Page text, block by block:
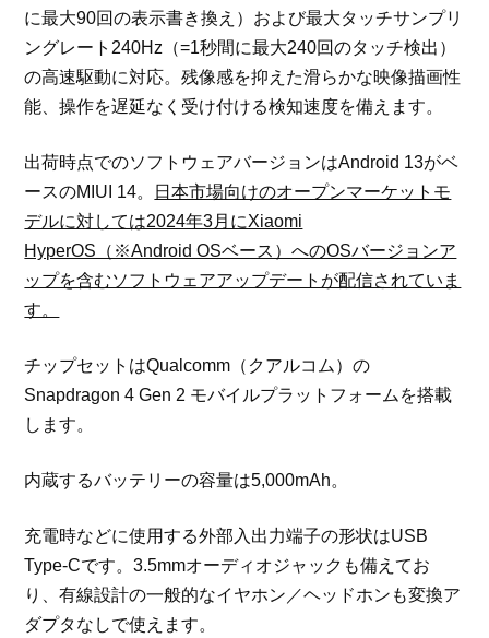
に最大90回の表示書き換え）および最大タッチサンプリ
ングレート240Hz（=1秒間に最大240回のタッチ検出）
の高速駆動に対応。残像感を抑えた滑らかな映像描画性
能、操作を遅延なく受け付ける検知速度を備えます。
出荷時点でのソフトウェアバージョンはAndroid 13がベ
ースのMIUI 14。
日本市場向けのオープンマーケットモ
デルに対しては2024年3月にXiaomi
HyperOS（※Android OSベース）へのOSバージョンア
ップを含むソフトウェアアップデートが配信されていま
す。
チップセットはQualcomm（クアルコム）の
Snapdragon 4 Gen 2 モバイルプラットフォームを搭載
します。
内蔵するバッテリーの容量は5,000mAh。
充電時などに使用する外部入出力端子の形状はUSB
Type-Cです。3.5mmオーディオジャックも備えてお
り、有線設計の一般的なイヤホン／ヘッドホンも変換ア
ダプタなしで使えます。